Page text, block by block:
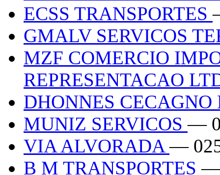
ECSS TRANSPORTES
GMALV SERVICOS
MZF COMERCIO
REPRESENTACAO
DHONNES
MUNIZ SERVICOS—
VIA ALVORADA—
B M TRANSPORTES—